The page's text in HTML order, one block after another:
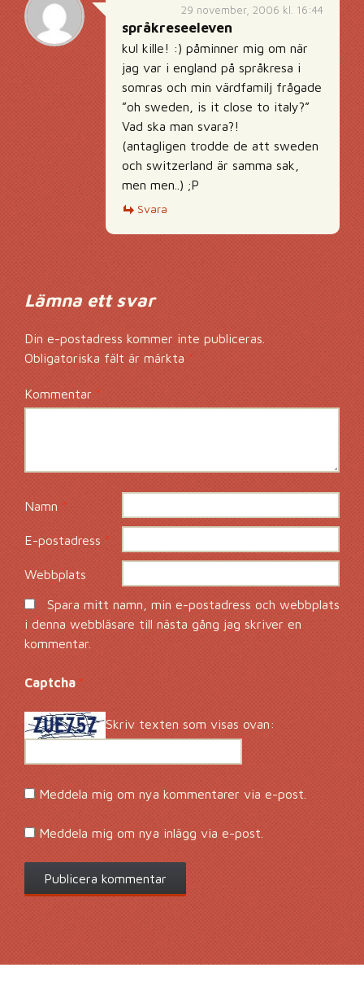
29 november, 2006 kl. 16:44
språkreseeleven
kul kille! :) påminner mig om när
jag var i england på språkresa i
somras och min värdfamilj frågade
”oh sweden, is it close to italy?”
Vad ska man svara?!
(antagligen trodde de att sweden
och switzerland är samma sak,
men men..) ;P
Svara
Lämna ett svar
Din e-postadress kommer inte publiceras.
Obligatoriska fält är märkta*
Kommentar*
Namn*
E-postadress*
Webbplats
Spara mitt namn, min e-postadress och webbplats
i denna webbläsare till nästa gång jag skriver en
kommentar.
Captcha*
Skriv texten som visas ovan:
Meddela mig om nya kommentarer via e-post.
Meddela mig om nya inlägg via e-post.